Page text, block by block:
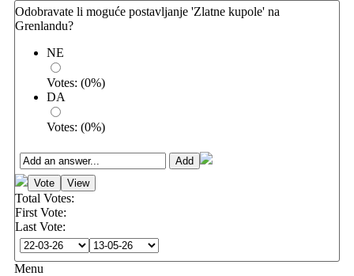
Odobravate li moguće postavljanje 'Zlatne kupole' na
Grenlandu?
NE
Votes: (0%)
DA
Votes: (0%)
Total Votes:
First Vote:
Last Vote:
Menu